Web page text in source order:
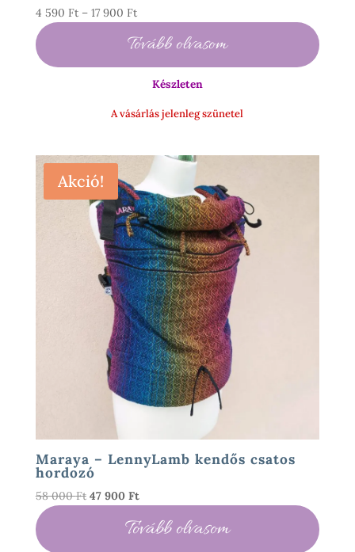
4 590 Ft – 17 900 FtÁrtartomány:
590 Ft
-
Tovább olvasom
Készleten
A vásárlás jelenleg szünetel
Akció!
Maraya – LennyLamb kendős csatos
hordozó
58 000Ft Original
47 900 FtCurrent
is:
Tovább olvasom